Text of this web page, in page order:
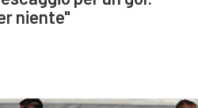
niente"